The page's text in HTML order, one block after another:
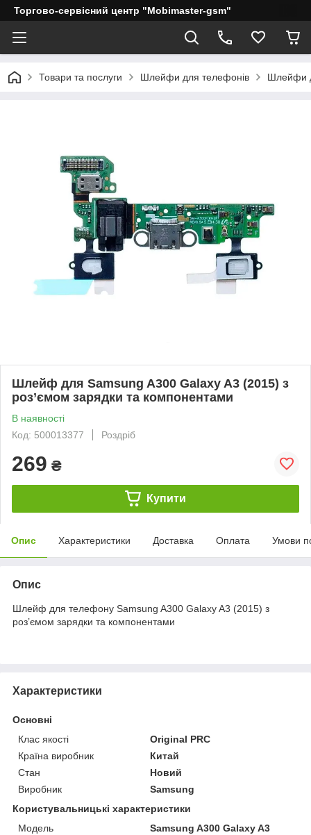
Торгово-сервісний центр "Mobimaster-gsm"
Товари та послуги Шлейфи для телефонів Шлейфи
Шлейф для Samsung A300 Galaxy A3 (2015) з
роз’ємом зарядки та компонентами
В наявності
Код: 500013377
Роздріб
269 ₴
Купити
Опис Характеристики Доставка Оплата Умови
Опис
Шлейф для телефону Samsung A300 Galaxy A3 (2015) з
роз’ємом зарядки та компонентами
Характеристики
Основні
Клас якості
Original PRC
Країна виробник
Китай
Стан
Новий
Виробник
Samsung
Користувальницькі характеристики
Мoдель
Samsung A300 Galaxy A3